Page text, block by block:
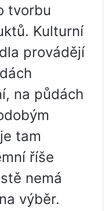
tvorbu
Kulturní
provádějí
na půdách
tam
říše
nemá
výběr.